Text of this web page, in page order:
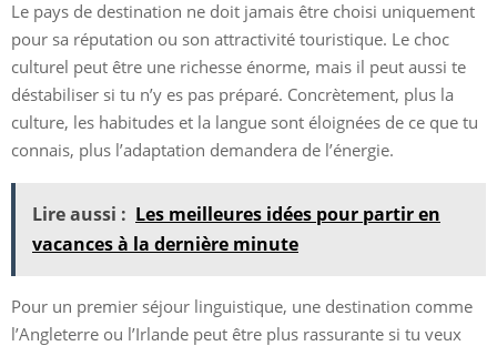
Le pays de destination ne doit jamais être choisi uniquement
pour sa réputation ou son attractivité touristique. Le choc
culturel peut être une richesse énorme, mais il peut aussi te
déstabiliser si tu n’y es pas préparé. Concrètement, plus la
culture, les habitudes et la langue sont éloignées de ce que tu
connais, plus l’adaptation demandera de l’énergie.
Lire aussi : Les meilleures idées pour partir en
vacances à la dernière minute
Pour un premier séjour linguistique, une destination comme
l’Angleterre ou l’Irlande peut être plus rassurante si tu veux